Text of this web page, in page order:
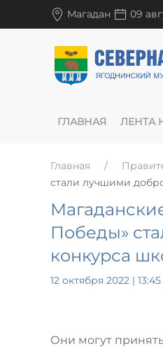
Магадан 09
ГЛАВНАЯ ЛЕНТА
Главная
стали лучшими
Победы»
конкурса
12 октября 2022 | 13:45
Они могут